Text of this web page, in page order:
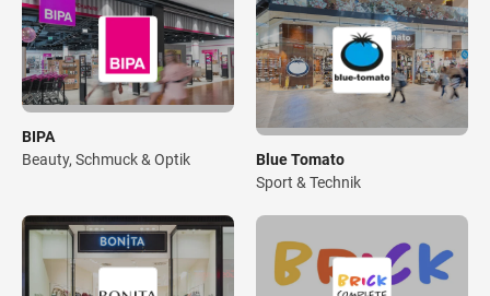
BIPA
Beauty, Schmuck & Optik
Blue Tomato
Sport & Technik